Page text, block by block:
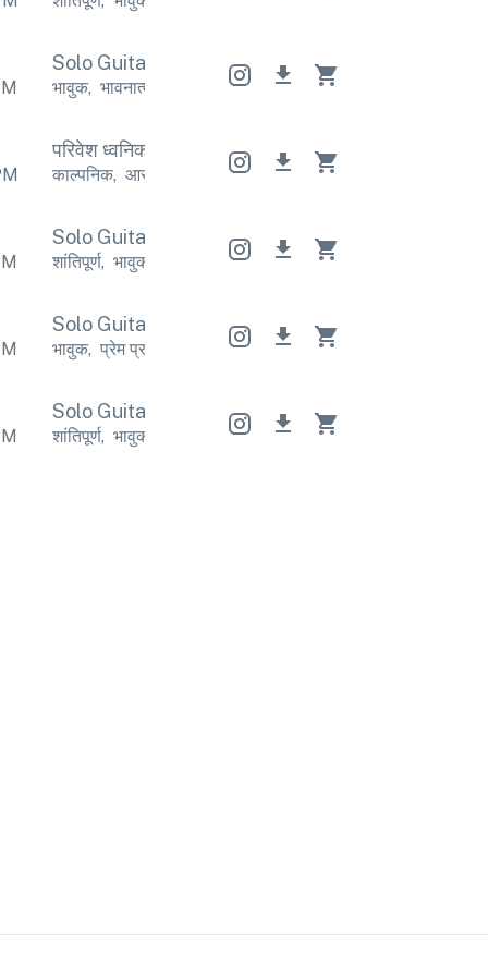
Solo Guitar Solo Guitar Solo Guitar
भावुक, भावनात्मक भावनात्मक भावुक
परिवेश ध्वनिक परिवेश ध्वनिक परिवेश ध्वनिक
काल्पनिक, आराम काल्पनिक, आराम काल्पनिक
Solo Guitar Solo Guitar Solo Guitar
शांतिपूर्ण, भावुक भावुक शांतिपूर्ण,
Solo Guitar Solo Guitar Solo Guitar
भावुक, प्रेम प्रसंगयुक्त भावुक, प्रेम प्रसंगयुक्त
Solo Guitar Solo Guitar Solo Guitar
शांतिपूर्ण, भावुक भावुक शांतिपूर्ण,